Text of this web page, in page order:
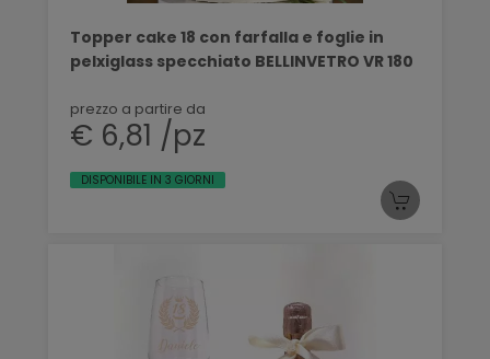
Topper cake 18 con farfalla e foglie in
pelxiglass specchiato BELLINVETRO VR 180
prezzo a partire da
€ 6,81 /pz
DISPONIBILE IN 3 GIORNI